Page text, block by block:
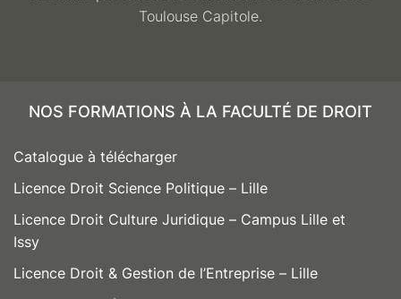
Toulouse Capitole.
NOS FORMATIONS À LA FACULTÉ DE DROIT
Catalogue à télécharger
Licence Droit Science Politique – Lille
Licence Droit Culture Juridique – Campus Lille et
Issy
Licence Droit & Gestion de l’Entreprise – Lille